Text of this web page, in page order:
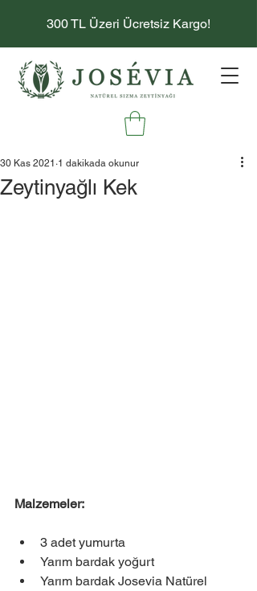
300 TL Üzeri Ücretsiz Kargo!
Zeytinyağlı Kek
30 Kas 2021 1 dakikada okunur
Malzemeler:
3 adet yumurta
Yarım bardak yoğurt
Yarım bardak Josevia Natürel